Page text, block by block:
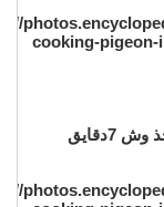
7دقايق